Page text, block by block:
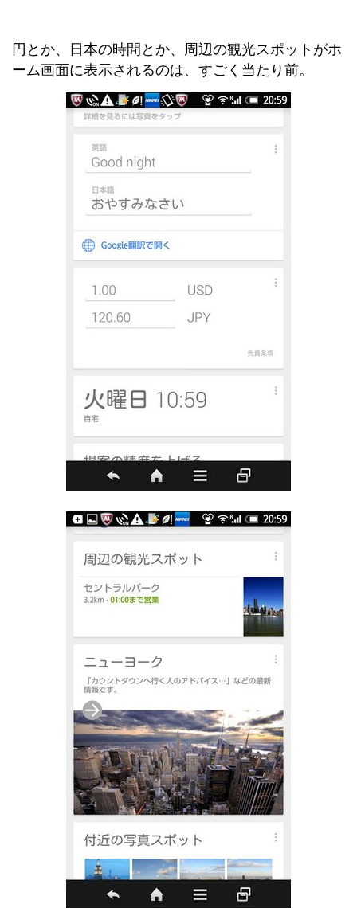
円とか、日本の時間とか、周辺の観光スポットがホ
ーム画面に表示されるのは、すごく当たり前。